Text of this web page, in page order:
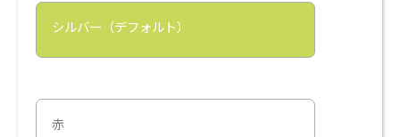
シルバー（デフォルト）
赤